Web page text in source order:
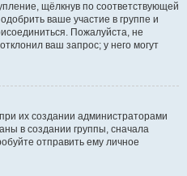
щёлкнув по соответствующей
ваше участие в группе и
Пожалуйста, не
ваш запрос; у него могут
их создании администраторами
в создании группы, сначала
отправить ему личное